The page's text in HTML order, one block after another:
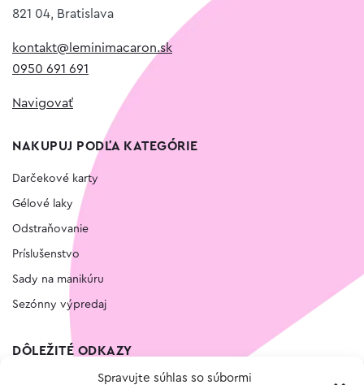
Spravujte súhlas so súbormi
821 04, Bratislava
kontakt@leminimacaron.sk
0950 691 691
Navigovať
NAKUPUJ PODĽA KATEGÓRIE
Darčekové karty
Gélové laky
Odstraňovanie
Príslušenstvo
Sady na manikúru
Sezónny výpredaj
DÔLEŽITÉ ODKAZY